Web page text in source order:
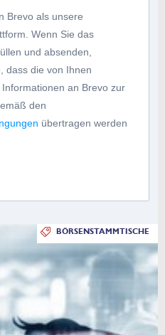
Brevo als unsere
Wenn Sie das
und absenden,
dass die von Ihnen
an Brevo zur
den
übertragen werden
BÖRSENSTAMMTISCHE